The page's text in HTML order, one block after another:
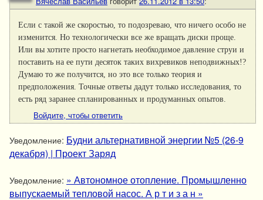
Если с такой же скоростью, то подозреваю, что ничего особо не
изменится. Но технологически все же вращать диски проще.
Или вы хотите просто нагнетать необходимое давление струи и
поставить на ее пути десяток таких вихревиков неподвижных!?
Думаю то же получится, но это все только теория и
предположения. Точные ответы дадут только исследования, то
есть ряд заранее спланированных и продуманных опытов.
Войдите, чтобы ответить
Уведомление: Будни альтернативной энергии №5 (26-9
декабря) | Проект Заряд
Уведомление: » Автономное отопление. Промышленно
выпускаемый тепловой насос. А р т и з а н »